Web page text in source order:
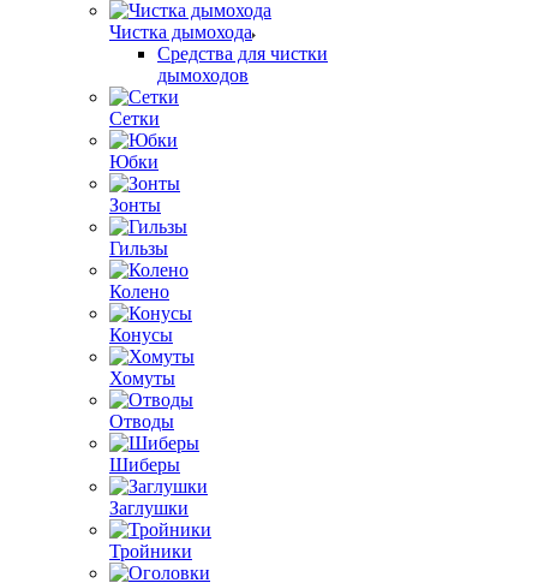
Чистка дымохода
Средства для чистки
дымоходов
Сетки
Юбки
Зонты
Гильзы
Колено
Конусы
Хомуты
Отводы
Шиберы
Заглушки
Тройники